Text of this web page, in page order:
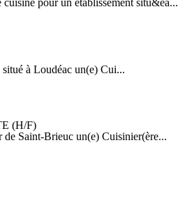
pour un établissement situ&ea...
à Loudéac un(e) Cui...
(H/F)
de Saint-Brieuc un(e) Cuisinier(ère...